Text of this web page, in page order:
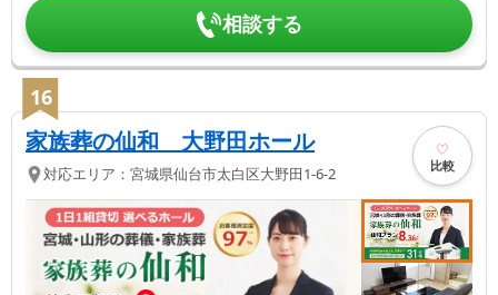
相談する
16
家族葬の仙和 大野田ホール
対応エリア： 宮城県仙台市太白区大野田1-6-2 比較